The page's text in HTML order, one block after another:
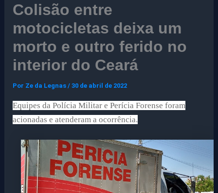
Colisão entre
motocicletas deixa um
morto e outro ferido no
interior do Ceará
Por Ze da Legnas/30 de abril de 2022
Equipes da Polícia Militar e Perícia Forense foram
acionadas e atenderam a ocorrência.